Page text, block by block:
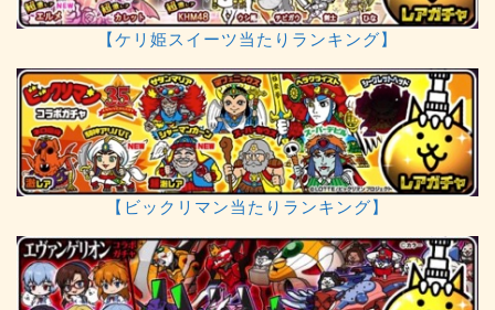
【ケリ姫スイーツ当たりランキング】
【ビックリマン当たりランキング】